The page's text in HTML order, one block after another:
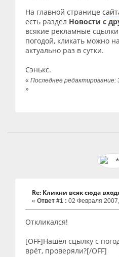
На главной странице
есть раздел Новости с
всякие рекламные
погодой, кликать можно
актуально раз в сутки.
Сэнькс.
« Последнее редактирование:
»
Re: Кликни всяк сюда
« Ответ #1 : 02 Февраля
Откликался!
[OFF]Нашёл сцылку с
врёт, проверяли?[/OFF]